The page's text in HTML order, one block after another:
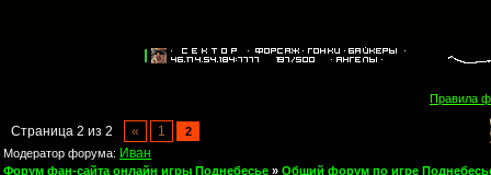
Правила
Страница 2 из 2 « 1
2
Модератор форума: Иван
Форум фан-сайта онлайн игры Поднебесье » Общий форум по игре